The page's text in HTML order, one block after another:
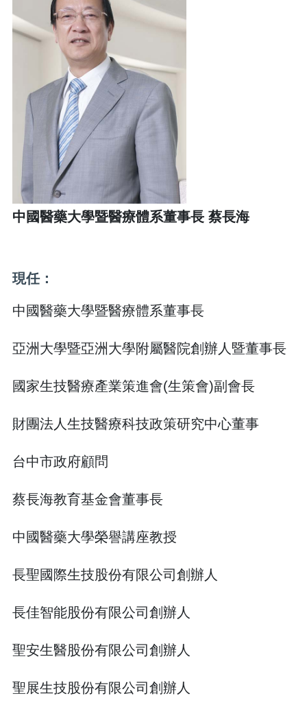
中國醫藥大學暨醫療體系董事長 蔡長海
現任：
中國醫藥大學暨醫療體系董事長
亞洲大學暨亞洲大學附屬醫院創辦人暨董事長
國家生技醫療產業策進會(生策會)副會長
財團法人生技醫療科技政策研究中心董事
台中市政府顧問
蔡長海教育基金會董事長
中國醫藥大學榮譽講座教授
長聖國際生技股份有限公司創辦人
長佳智能股份有限公司創辦人
聖安生醫股份有限公司創辦人
聖展生技股份有限公司創辦人